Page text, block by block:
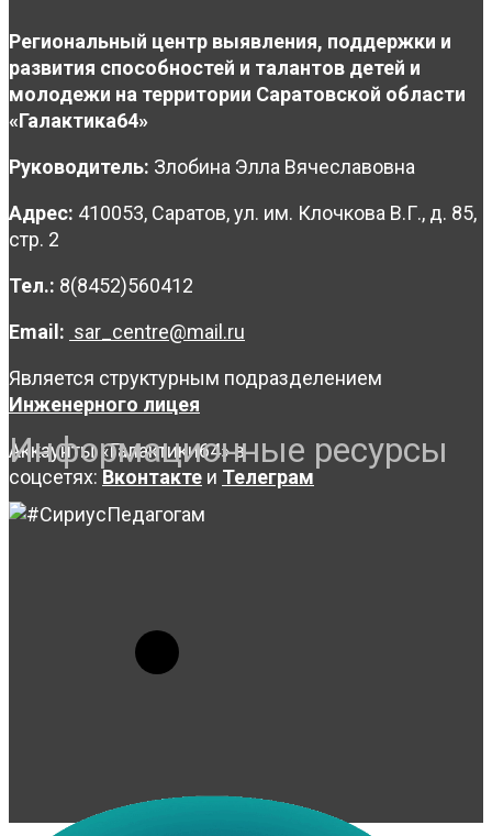
Региональный центр выявления, поддержки и
развития способностей и талантов детей и
молодежи на территории Саратовской области
«Галактика64»
Руководитель: Злобина Элла Вячеславовна
Адрес: 410053, Саратов, ул. им. Клочкова В.Г., д. 85,
стр. 2
Тел.: 8(8452)560412
Email: sar_centre@mail.ru
Является структурным подразделением
Инженерного лицея
Аккаунты «Галактики64» в
соцсетях: Вконтакте и Телеграм
Информационные ресурсы